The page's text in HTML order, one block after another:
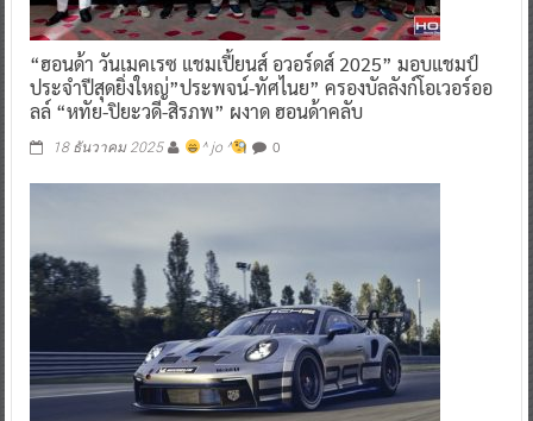
“ฮอนด้า วันเมคเรซ แชมเปี้ยนส์ อวอร์ดส์ 2025” มอบแชมป์
ประจำปีสุดยิ่งใหญ่”ประพจน์-ทัศไนย” ครองบัลลังก์โอเวอร์ออ
ลล์ “หทัย-ปิยะวดี-สิรภพ” ผงาด ฮอนด้าคลับ
18 ธันวาคม 2025 ^ jo ^ 0